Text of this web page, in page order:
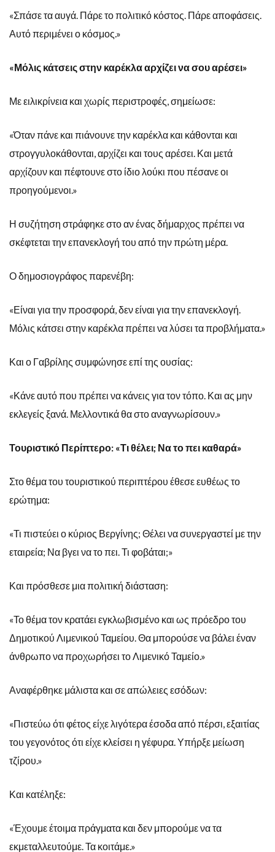
«Σπάσε τα αυγά. Πάρε το πολιτικό κόστος. Πάρε αποφάσεις.
Αυτό περιμένει ο κόσμος.»
«Μόλις κάτσεις στην καρέκλα αρχίζει να σου αρέσει»
Με ειλικρίνεια και χωρίς περιστροφές, σημείωσε:
«Όταν πάνε και πιάνουνε την καρέκλα και κάθονται και
στρογγυλοκάθονται, αρχίζει και τους αρέσει. Και μετά
αρχίζουν και πέφτουνε στο ίδιο λούκι που πέσανε οι
προηγούμενοι.»
Η συζήτηση στράφηκε στο αν ένας δήμαρχος πρέπει να
σκέφτεται την επανεκλογή του από την πρώτη μέρα.
Ο δημοσιογράφος παρενέβη:
«Είναι για την προσφορά, δεν είναι για την επανεκλογή.
Μόλις κάτσει στην καρέκλα πρέπει να λύσει τα προβλήματα.»
Και ο Γαβρίλης συμφώνησε επί της ουσίας:
«Κάνε αυτό που πρέπει να κάνεις για τον τόπο. Και ας μην
εκλεγείς ξανά. Μελλοντικά θα στο αναγνωρίσουν.»
Τουριστικό Περίπτερο: «Τι θέλει; Να το πει καθαρά»
Στο θέμα του τουριστικού περιπτέρου έθεσε ευθέως το
ερώτημα:
«Τι πιστεύει ο κύριος Βεργίνης; Θέλει να συνεργαστεί με την
εταιρεία; Να βγει να το πει. Τι φοβάται;»
Και πρόσθεσε μια πολιτική διάσταση:
«Το θέμα τον κρατάει εγκλωβισμένο και ως πρόεδρο του
Δημοτικού Λιμενικού Ταμείου. Θα μπορούσε να βάλει έναν
άνθρωπο να προχωρήσει το Λιμενικό Ταμείο.»
Αναφέρθηκε μάλιστα και σε απώλειες εσόδων:
«Πιστεύω ότι φέτος είχε λιγότερα έσοδα από πέρσι, εξαιτίας
του γεγονότος ότι είχε κλείσει η γέφυρα. Υπήρξε μείωση
τζίρου.»
Και κατέληξε:
«Έχουμε έτοιμα πράγματα και δεν μπορούμε να τα
εκμεταλλευτούμε. Τα κοιτάμε.»